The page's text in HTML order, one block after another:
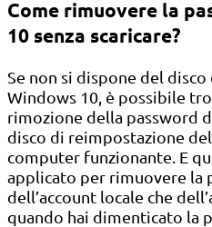
Come rimuovere la
10 senza scaricare?
Se non si dispone del
Windows 10, è possibile
rimozione della password
disco di reimpostazione
computer funzionante. E
applicato per rimuovere la
dell’account locale che
quando hai dimenticato la